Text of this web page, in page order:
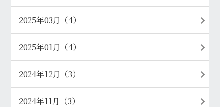
2025年03月（4）
2025年01月（4）
2024年12月（3）
2024年11月（3）